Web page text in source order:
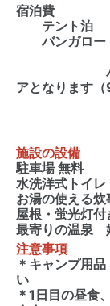
宿泊費
テント泊 1
バンガロー
5棟、準
バンガロ
アとなります（
コンセン
寝具は各
施設の設備
駐車場 無料
水洗洋式トイ
お湯の使える
屋根・蛍光灯
最寄りの温泉
注意事項
＊キャンプ用
い
＊1日目の昼食